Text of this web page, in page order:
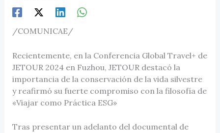
/COMUNICAE/
Recientemente, en la Conferencia Global Travel+ de
JETOUR 2024 en Fuzhou, JETOUR destacó la
importancia de la conservación de la vida silvestre
y reafirmó su fuerte compromiso con la filosofía de
«Viajar como Práctica ESG»
Tras presentar un adelanto del documental de